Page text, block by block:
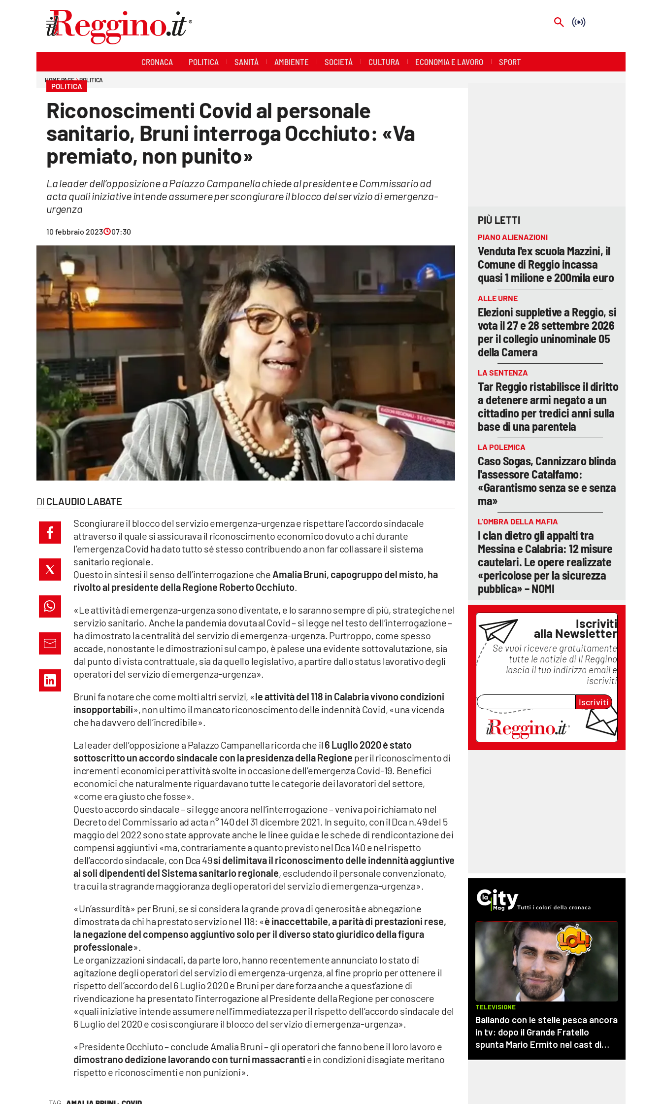
Economia e lavoro
Streaming
catanzarochannel.it
lacapitalenews.it
Vai
CRONACA POLITICA SANITÀ AMBIENTE SOCIETÀ CULTURA ECONOMIA E LAVORO SPORT
HOME PAGE POLITICA
POLITICA
Riconoscimenti Covid al personale
sanitario, Bruni interroga Occhiuto: «Va
premiato, non punito»
La leader dell’opposizione a Palazzo Campanella chiede al presidente e Commissario ad
acta quali iniziative intende assumere per scongiurare il blocco del servizio di emergenza-
urgenza
10 febbraio 2023 07:30
CLAUDIO LABATE
Scongiurare il blocco del servizio emergenza-urgenza e rispettare l’accordo sindacale
attraverso il quale si assicurava il riconoscimento economico dovuto a chi durante
l’emergenza Covid ha dato tutto sé stesso contribuendo a non far collassare il sistema
sanitario regionale.
Questo in sintesi il senso dell’interrogazione che Amalia Bruni, capogruppo del misto, ha
rivolto al presidente della Regione Roberto Occhiuto.
«Le attività di emergenza-urgenza sono diventate, e lo saranno sempre di più, strategiche nel
servizio sanitario. Anche la pandemia dovuta al Covid – si legge nel testo dell’interrogazione –
ha dimostrato la centralità del servizio di emergenza-urgenza. Purtroppo, come spesso
accade, nonostante le dimostrazioni sul campo, è palese una evidente sottovalutazione, sia
dal punto di vista contrattuale, sia da quello legislativo, a partire dallo status lavorativo degli
operatori del servizio di emergenza-urgenza».
Bruni fa notare che come molti altri servizi, «le attività del 118 in Calabria vivono condizioni
insopportabili», non ultimo il mancato riconoscimento delle indennità Covid, «una vicenda
che ha davvero dell’incredibile».
La leader dell’opposizione a Palazzo Campanella ricorda che il 6 Luglio 2020 è stato
sottoscritto un accordo sindacale con la presidenza della Regione per il riconoscimento di
incrementi economici per attività svolte in occasione dell’emergenza Covid-19. Benefici
economici che naturalmente riguardavano tutte le categorie dei lavoratori del settore,
«come era giusto che fosse».
Questo accordo sindacale – si legge ancora nell’interrogazione – veniva poi richiamato nel
Decreto del Commissario ad acta n° 140 del 31 dicembre 2021. In seguito, con il Dca n.49 del 5
maggio del 2022 sono state approvate anche le linee guida e le schede di rendicontazione dei
compensi aggiuntivi «ma, contrariamente a quanto previsto nel Dca 140 e nel rispetto
dell’accordo sindacale, con Dca 49si delimitava il riconoscimento delle indennità aggiuntive
ai soli dipendenti del Sistema sanitario regionale, escludendo il personale convenzionato,
tra cui la stragrande maggioranza degli operatori del servizio di emergenza-urgenza».
«Un’assurdità» per Bruni, se si considera la grande prova di generosità e abnegazione
dimostrata da chi ha prestato servizio nel 118: «è inaccettabile, a parità di prestazioni rese,
la negazione del compenso aggiuntivo solo per il diverso stato giuridico della figura
professionale».
Le organizzazioni sindacali, da parte loro, hanno recentemente annunciato lo stato di
agitazione degli operatori del servizio di emergenza-urgenza, al fine proprio per ottenere il
rispetto dell’accordo del 6 Luglio 2020 e Bruni per dare forza anche a quest’azione di
rivendicazione ha presentato l’interrogazione al Presidente della Regione per conoscere
«quali iniziative intende assumere nell’immediatezza per il rispetto dell’accordo sindacale del
6 Luglio del 2020 e così scongiurare il blocco del servizio di emergenza-urgenza».
«Presidente Occhiuto – conclude Amalia Bruni – gli operatori che fanno bene il loro lavoro e
dimostrano dedizione lavorando con turni massacranti e in condizioni disagiate meritano
rispetto e riconoscimenti e non punizioni».
PIÙ LETTI
PIANO ALIENAZIONI
Venduta l'ex scuola Mazzini, il
Comune di Reggio incassa
quasi 1 milione e 200mila euro
ALLE URNE
Elezioni suppletive a Reggio, si
vota il 27 e 28 settembre 2026
per il collegio uninominale 05
della Camera
LA SENTENZA
Tar Reggio ristabilisce il diritto
a detenere armi negato a un
cittadino per tredici anni sulla
base di una parentela
LA POLEMICA
Caso Sogas, Cannizzaro blinda
l'assessore Catalfamo:
«Garantismo senza se e senza
ma»
L’OMBRA DELLA MAFIA
I clan dietro gli appalti tra
Messina e Calabria: 12 misure
cautelari. Le opere realizzate
«pericolose per la sicurezza
pubblica» – NOMI
Iscriviti
alla Newsletter
Se vuoi ricevere gratuitamente
tutte le notizie di Il Reggino
lascia il tuo indirizzo email e
iscriviti
Iscriviti